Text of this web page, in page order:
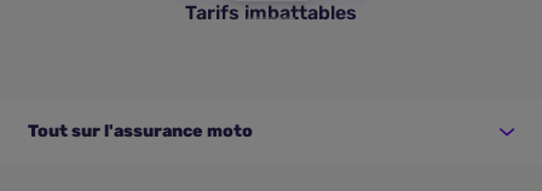
Tarifs imbattables
Tout sur l'assurance moto